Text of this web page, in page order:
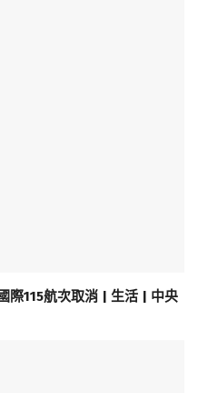
際115航次取消 | 生活 | 中央